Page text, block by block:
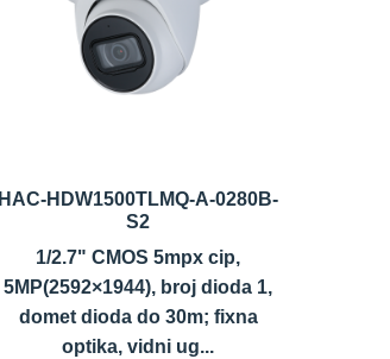
HAC-HDW1500TLMQ-A-0280B-
S2
1/2.7" CMOS 5mpx cip,
5MP(2592×1944), broj dioda 1,
domet dioda do 30m; fixna
optika, vidni ug...